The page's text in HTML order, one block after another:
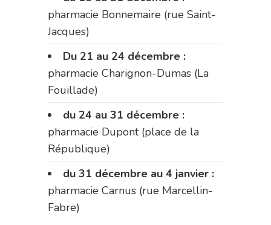
pharmacie Bonnemaire (rue Saint-
Jacques)
Du 21 au 24 décembre :
pharmacie Charignon-Dumas (La
Fouillade)
du 24 au 31 décembre :
pharmacie Dupont (place de la
République)
du 31 décembre au 4 janvier :
pharmacie Carnus (rue Marcellin-
Fabre)